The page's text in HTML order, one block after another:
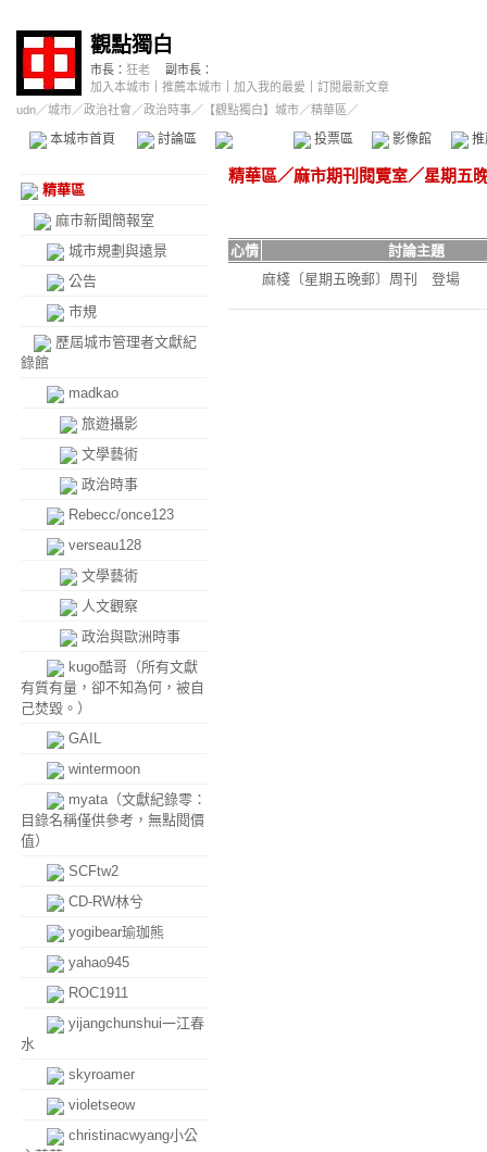
觀點獨白
市長： 狂老
副市長：
加入本城市
推薦本城市 加入我的最愛
訂閱最新文章
udn／城市／政治社會 ／政治時事／ 【觀點獨白】城市／精華區／
本城市首頁 討論區 精華區 投票區 影像館
精華區
麻市新聞簡報室
城市規劃與遠景
公告
市規
歷屆城市管理者文獻紀
錄館
madkao
旅遊攝影
文學藝術
政治時事
Rebecc/once123
verseau128
文學藝術
人文觀察
政治與歐洲時事
kugo酷哥（所有文獻
有質有量，卻不知為何，被自
己焚毀。）
GAIL
wintermoon
myata（文獻紀錄零：
目錄名稱僅供參考，無點閱價
值）
SCFtw2
CD-RW林兮
yogibear瑜珈熊
yahao945
ROC1911
yijangchunshui一江春
水
skyroamer
violetseow
christinacwyang小公
精華區／麻市期刊閱覽室／星期五
心情
討論主題
麻棧〔星期五晚郵〕周刊 登場